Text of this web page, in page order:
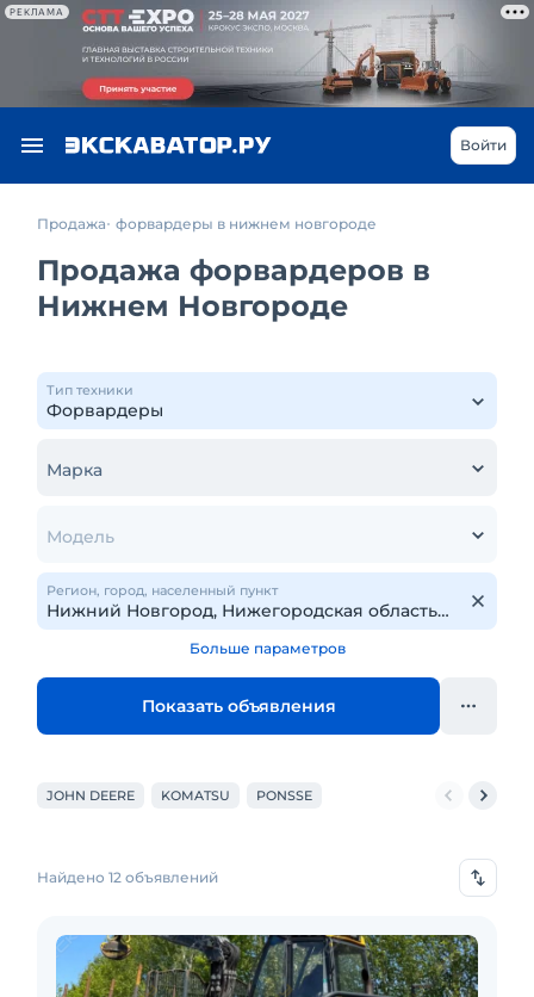
РЕКЛАМА
Войти
Продажа форвардеры в нижнем новгороде
Продажа форвардеров в
Нижнем Новгороде
Тип техники
Марка
Модель
Регион, город, населенный пункт
Больше параметров
Показать объявления
JOHN DEERE KOMATSU PONSSE
Найдено 12 объявлений